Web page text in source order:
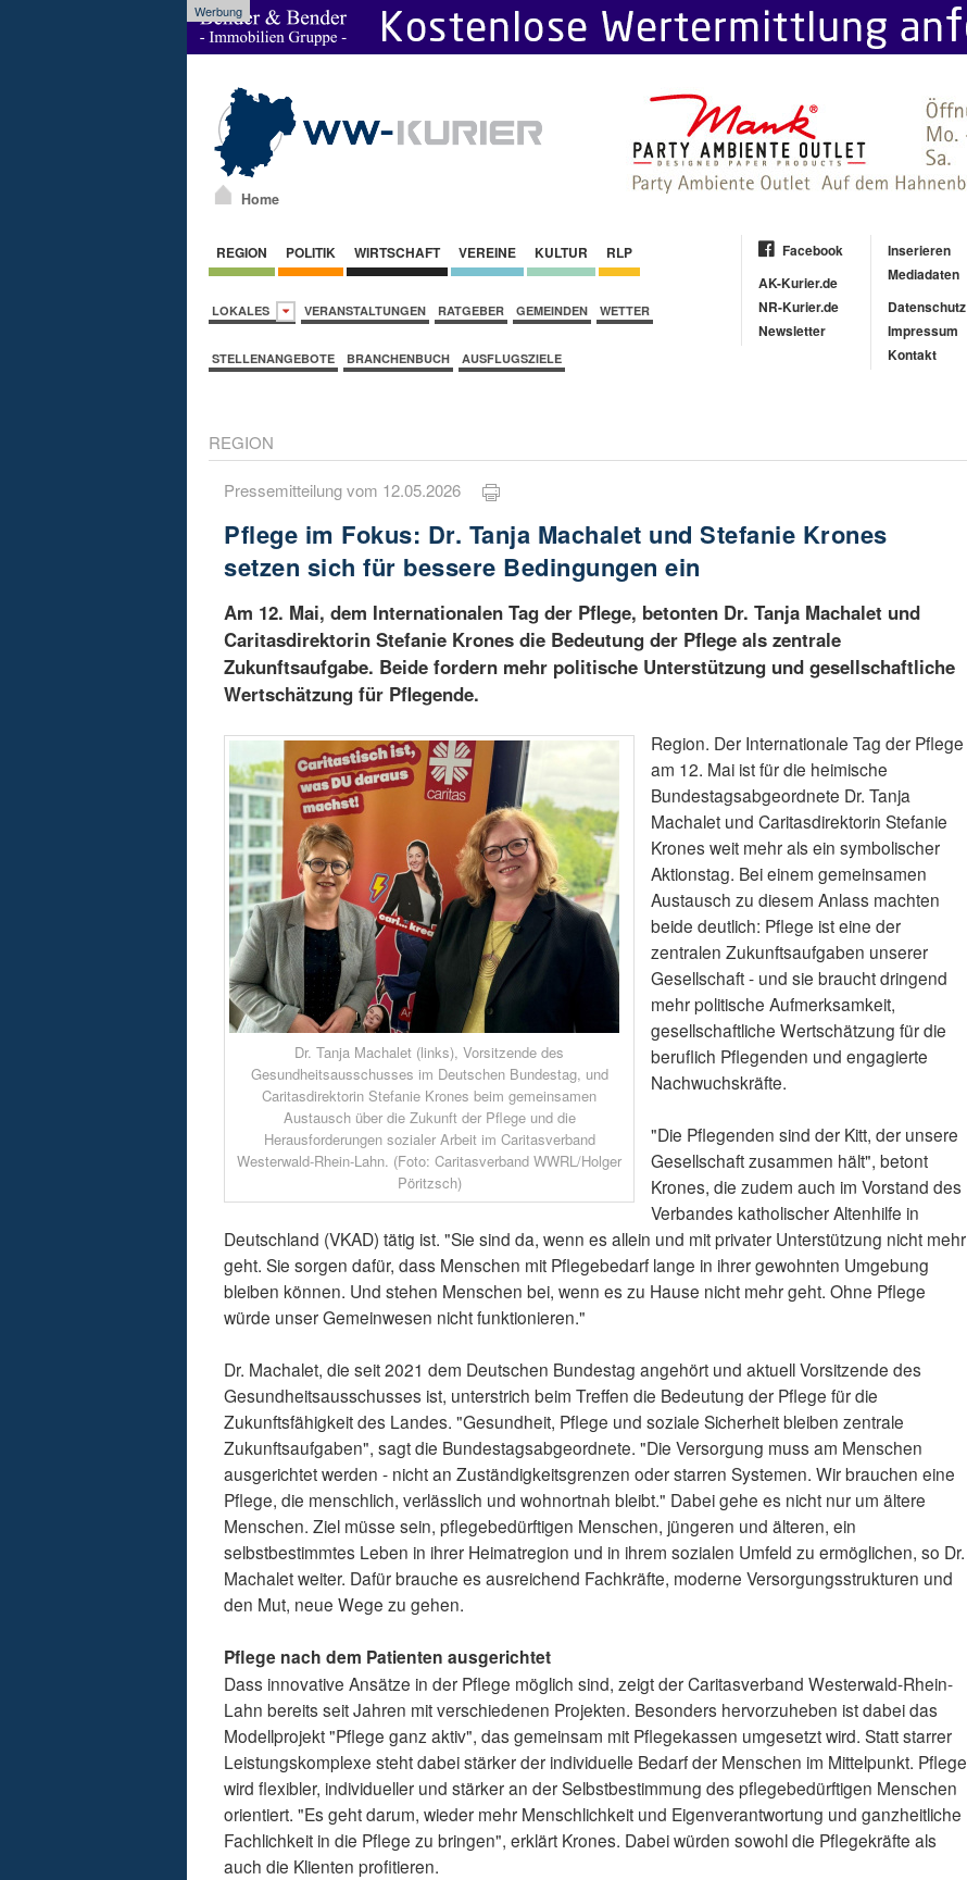
Werbung
Home
REGION POLITIK WIRTSCHAFT VEREINE KULTUR RLP
LOKALES VERANSTALTUNGEN RATGEBER GEMEINDEN WETTER
STELLENANGEBOTE BRANCHENBUCH AUSFLUGSZIELE
Facebook
AK-Kurier.de
NR-Kurier.de
Newsletter
Inserieren
Mediadaten
Datenschutz
Impressum
Kontakt
REGION
Pressemitteilung vom 12.05.2026
Pflege im Fokus: Dr. Tanja Machalet und Stefanie Krones
setzen sich für bessere Bedingungen ein
Am 12. Mai, dem Internationalen Tag der Pflege, betonten Dr. Tanja Machalet und
Caritasdirektorin Stefanie Krones die Bedeutung der Pflege als zentrale
Zukunftsaufgabe. Beide fordern mehr politische Unterstützung und gesellschaftliche
Wertschätzung für Pflegende.
Dr. Tanja Machalet (links), Vorsitzende des
Gesundheitsausschusses im Deutschen Bundestag, und
Caritasdirektorin Stefanie Krones beim gemeinsamen
Austausch über die Zukunft der Pflege und die
Herausforderungen sozialer Arbeit im Caritasverband
Westerwald-Rhein-Lahn. (Foto: Caritasverband WWRL/Holger
Pöritzsch)
Region. Der Internationale Tag der Pflege
am 12. Mai ist für die heimische
Bundestagsabgeordnete Dr. Tanja
Machalet und Caritasdirektorin Stefanie
Krones weit mehr als ein symbolischer
Aktionstag. Bei einem gemeinsamen
Austausch zu diesem Anlass machten
beide deutlich: Pflege ist eine der
zentralen Zukunftsaufgaben unserer
Gesellschaft - und sie braucht dringend
mehr politische Aufmerksamkeit,
gesellschaftliche Wertschätzung für die
beruflich Pflegenden und engagierte
Nachwuchskräfte.
"Die Pflegenden sind der Kitt, der unsere
Gesellschaft zusammen hält", betont
Krones, die zudem auch im Vorstand des
Verbandes katholischer Altenhilfe in
Deutschland (VKAD) tätig ist. "Sie sind da, wenn es allein und mit privater Unterstützung nicht mehr
geht. Sie sorgen dafür, dass Menschen mit Pflegebedarf lange in ihrer gewohnten Umgebung
bleiben können. Und stehen Menschen bei, wenn es zu Hause nicht mehr geht. Ohne Pflege
würde unser Gemeinwesen nicht funktionieren."
Dr. Machalet, die seit 2021 dem Deutschen Bundestag angehört und aktuell Vorsitzende des
Gesundheitsausschusses ist, unterstrich beim Treffen die Bedeutung der Pflege für die
Zukunftsfähigkeit des Landes. "Gesundheit, Pflege und soziale Sicherheit bleiben zentrale
Zukunftsaufgaben", sagt die Bundestagsabgeordnete. "Die Versorgung muss am Menschen
ausgerichtet werden - nicht an Zuständigkeitsgrenzen oder starren Systemen. Wir brauchen eine
Pflege, die menschlich, verlässlich und wohnortnah bleibt." Dabei gehe es nicht nur um ältere
Menschen. Ziel müsse sein, pflegebedürftigen Menschen, jüngeren und älteren, ein
selbstbestimmtes Leben in ihrer Heimatregion und in ihrem sozialen Umfeld zu ermöglichen, so Dr.
Machalet weiter. Dafür brauche es ausreichend Fachkräfte, moderne Versorgungsstrukturen und
den Mut, neue Wege zu gehen.
Pflege nach dem Patienten ausgerichtet
Dass innovative Ansätze in der Pflege möglich sind, zeigt der Caritasverband Westerwald-Rhein-
Lahn bereits seit Jahren mit verschiedenen Projekten. Besonders hervorzuheben ist dabei das
Modellprojekt "Pflege ganz aktiv", das gemeinsam mit Pflegekassen umgesetzt wird. Statt starrer
Leistungskomplexe steht dabei stärker der individuelle Bedarf der Menschen im Mittelpunkt. Pflege
wird flexibler, individueller und stärker an der Selbstbestimmung des pflegebedürftigen Menschen
orientiert. "Es geht darum, wieder mehr Menschlichkeit und Eigenverantwortung und ganzheitliche
Fachlichkeit in die Pflege zu bringen", erklärt Krones. Dabei würden sowohl die Pflegekräfte als
auch die Klienten profitieren.